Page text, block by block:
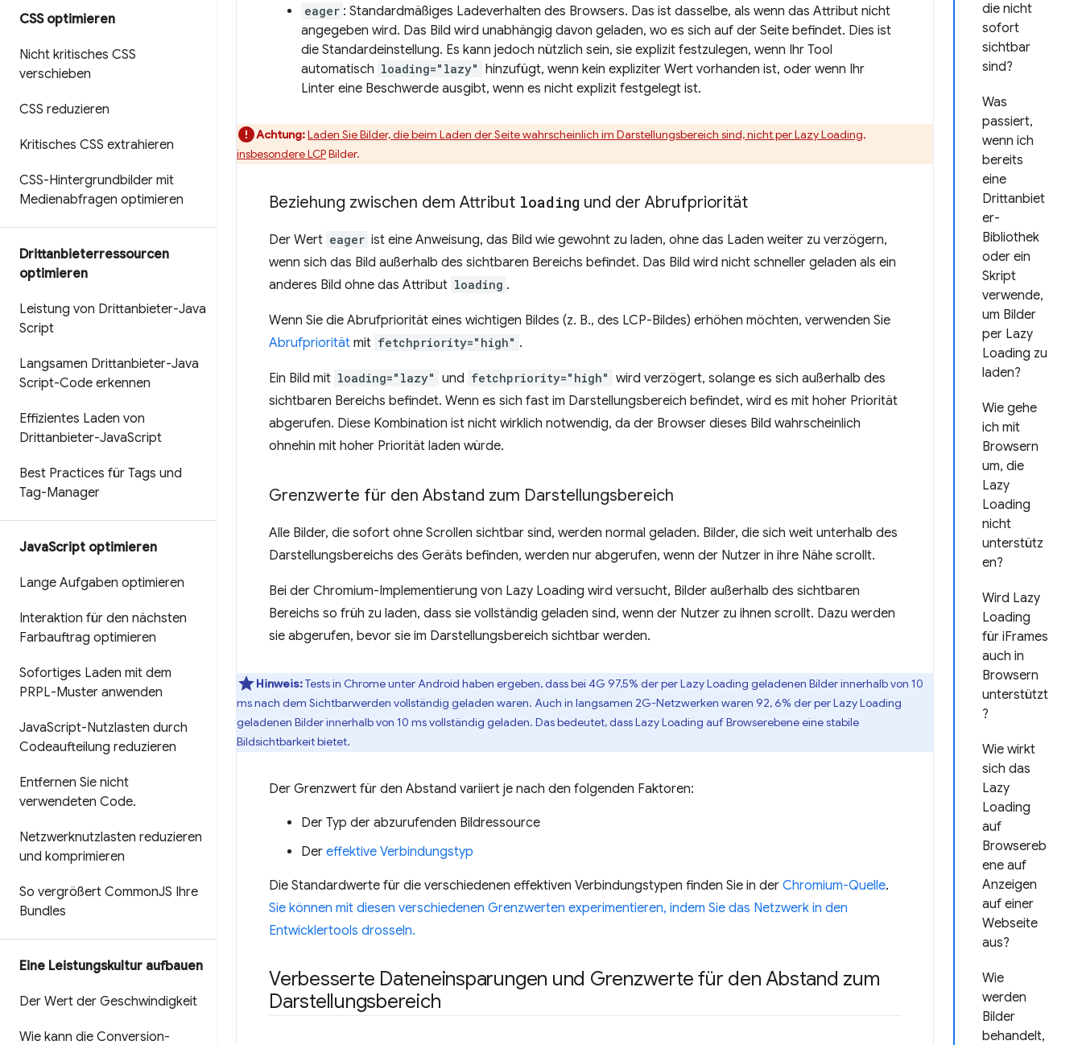
CSS optimieren
Nicht kritisches CSS
verschieben
CSS reduzieren
Kritisches CSS extrahieren
CSS-Hintergrundbilder mit
Medienabfragen optimieren
Drittanbieterressourcen
optimieren
Leistung von Drittanbieter-Java
Script
Langsamen Drittanbieter-Java
Script-Code erkennen
Effizientes Laden von
Drittanbieter-JavaScript
Best Practices für Tags und
Tag-Manager
JavaScript optimieren
Lange Aufgaben optimieren
Interaktion für den nächsten
Farbauftrag optimieren
Sofortiges Laden mit dem
PRPL-Muster anwenden
JavaScript-Nutzlasten durch
Codeaufteilung reduzieren
Entfernen Sie nicht
verwendeten Code.
Netzwerknutzlasten reduzieren
und komprimieren
So vergrößert CommonJS Ihre
Bundles
Eine Leistungskultur aufbauen
Der Wert der Geschwindigkeit
Wie kann die Conversion-
die nicht
sofort
sichtbar
sind?
Was
passiert,
wenn ich
bereits
eine
Drittanbiet
er-
Bibliothek
oder ein
Skript
verwende,
um Bilder
per Lazy
Loading zu
laden?
Wie gehe
ich mit
Browsern
um, die
Lazy
Loading
nicht
unterstütz
en?
Wird Lazy
Loading
für iFrames
auch in
Browsern
unterstützt
?
Wie wirkt
sich das
Lazy
Loading
auf
Browsereb
ene auf
Anzeigen
auf einer
Webseite
aus?
Wie
werden
Bilder
behandelt,
eager : Standardmäßiges Ladeverhalten des Browsers. Das ist dasselbe, als wenn das Attribut nicht
angegeben wird. Das Bild wird unabhängig davon geladen, wo es sich auf der Seite befindet. Dies ist
die Standardeinstellung. Es kann jedoch nützlich sein, sie explizit festzulegen, wenn Ihr Tool
automatisch loading="lazy" hinzufügt, wenn kein expliziter Wert vorhanden ist, oder wenn Ihr
Linter eine Beschwerde ausgibt, wenn es nicht explizit festgelegt ist.
Achtung:Laden Sie Bilder, die beim Laden der Seite wahrscheinlich im Darstellungsbereich sind, nicht per Lazy Loading,
insbesondereLCPBilder.
Beziehung zwischen dem Attribut loading und der Abrufpriorität
Der Wert eager ist eine Anweisung, das Bild wie gewohnt zu laden, ohne das Laden weiter zu verzögern,
wenn sich das Bild außerhalb des sichtbaren Bereichs befindet. Das Bild wird nicht schneller geladen als ein
anderes Bild ohne das Attribut loading .
Wenn Sie die Abrufpriorität eines wichtigen Bildes (z. B., des LCP-Bildes) erhöhen möchten, verwenden Sie
Abrufpriorität mit fetchpriority="high" .
Ein Bild mit loading="lazy" und fetchpriority="high" wird verzögert, solange es sich außerhalb des
sichtbaren Bereichs befindet. Wenn es sich fast im Darstellungsbereich befindet, wird es mit hoher Priorität
abgerufen. Diese Kombination ist nicht wirklich notwendig, da der Browser dieses Bild wahrscheinlich
ohnehin mit hoher Priorität laden würde.
Grenzwerte für den Abstand zum Darstellungsbereich
Alle Bilder, die sofort ohne Scrollen sichtbar sind, werden normal geladen. Bilder, die sich weit unterhalb des
Darstellungsbereichs des Geräts befinden, werden nur abgerufen, wenn der Nutzer in ihre Nähe scrollt.
Bei der Chromium-Implementierung von Lazy Loading wird versucht, Bilder außerhalb des sichtbaren
Bereichs so früh zu laden, dass sie vollständig geladen sind, wenn der Nutzer zu ihnen scrollt. Dazu werden
sie abgerufen, bevor sie im Darstellungsbereich sichtbar werden.
Hinweis:Tests in Chrome unter Android haben ergeben, dass bei 4G 97,5% der per Lazy Loading geladenen Bilder innerhalb von 10
ms nach dem Sichtbarwerden vollständig geladen waren. Auch in langsamen 2G-Netzwerken waren 92, 6% der per Lazy Loading
geladenen Bilder innerhalb von 10 ms vollständig geladen. Das bedeutet, dass Lazy Loading auf Browserebene eine stabile
Bildsichtbarkeit bietet.
Der Grenzwert für den Abstand variiert je nach den folgenden Faktoren:
Der Typ der abzurufenden Bildressource
Der effektive Verbindungstyp
Die Standardwerte für die verschiedenen effektiven Verbindungstypen finden Sie in der Chromium-Quelle.
Sie können mit diesen verschiedenen Grenzwerten experimentieren, indem Sie das Netzwerk in den
Entwicklertools drosseln.
Verbesserte Dateneinsparungen und Grenzwerte für den Abstand zum
Darstellungsbereich